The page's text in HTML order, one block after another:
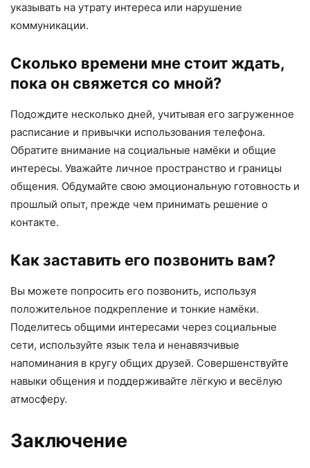
указывать на утрату интереса или нарушение
коммуникации.
Сколько времени мне стоит ждать,
пока он свяжется со мной?
Подождите несколько дней, учитывая его загруженное
расписание и привычки использования телефона.
Обратите внимание на социальные намёки и общие
интересы. Уважайте личное пространство и границы
общения. Обдумайте свою эмоциональную готовность и
прошлый опыт, прежде чем принимать решение о
контакте.
Как заставить его позвонить вам?
Вы можете попросить его позвонить, используя
положительное подкрепление и тонкие намёки.
Поделитесь общими интересами через социальные
сети, используйте язык тела и ненавязчивые
напоминания в кругу общих друзей. Совершенствуйте
навыки общения и поддерживайте лёгкую и весёлую
атмосферу.
Заключение